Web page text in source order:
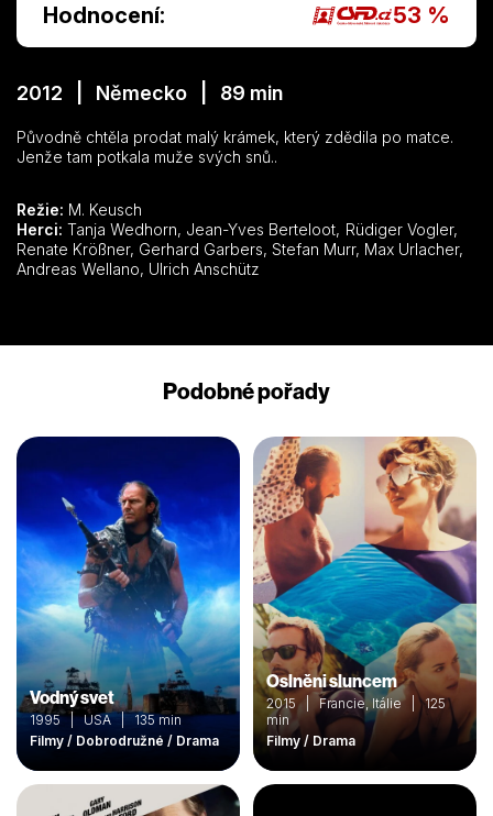
Hodnocení: 53 %
2012 | Německo | 89 min
Původně chtěla prodat malý krámek, který zdědila po matce.
Jenže tam potkala muže svých snů..
Režie: M. Keusch
Herci:
Renate Krößner, Gerhard Garbers, Stefan Murr, Max Urlacher,
Andreas Wellano, Ulrich Anschütz
Podobné pořady
Vodný svet
1995 | USA | 135 min
Filmy / Dobrodružné / Drama
Oslněni sluncem
2015 | Francie, Itálie | 125
min
Filmy / Drama